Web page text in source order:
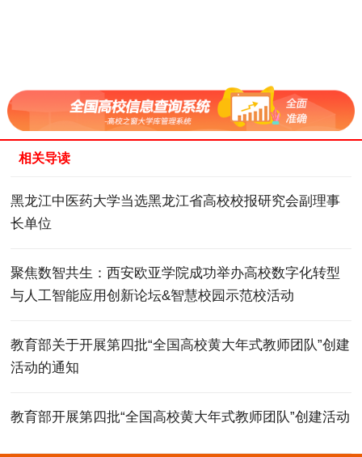
相关导读
黑龙江中医药大学当选黑龙江省高校校报研究会副理事
长单位
聚焦数智共生：西安欧亚学院成功举办高校数字化转型
与人工智能应用创新论坛&智慧校园示范校活动
教育部关于开展第四批“全国高校黄大年式教师团队”创建
活动的通知
教育部开展第四批“全国高校黄大年式教师团队”创建活动